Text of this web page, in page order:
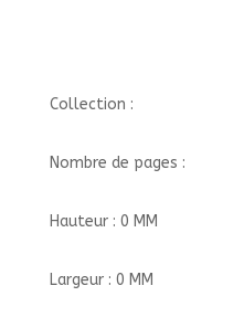
Collection :
Nombre de pages :
Hauteur : 0 MM
Largeur : 0 MM